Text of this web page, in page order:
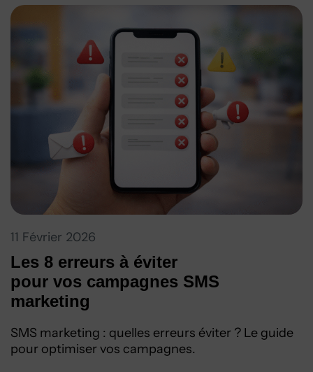
11 Février 2026
Les 8 erreurs à éviter
pour vos campagnes SMS
marketing
SMS marketing : quelles erreurs éviter ? Le guide
pour optimiser vos campagnes.